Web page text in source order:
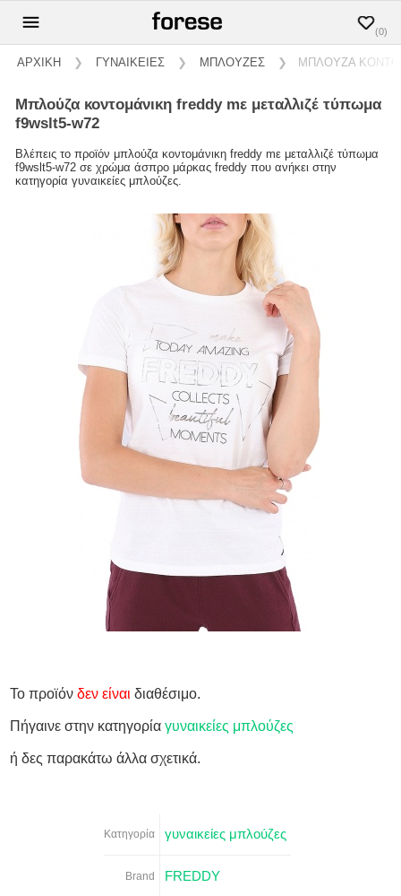
(0)
ΑΡΧΙΚΗ ❯ ΓΥΝΑΙΚΕΙΕΣ ❯ ΜΠΛΟΥΖΕΣ ❯ ΜΠΛΟΥΖΑ
μπλούζα κοντομάνικη freddy mε μεταλλιζέ τύπωμα
f9wslt5-w72
Βλέπεις το προϊόν μπλούζα κοντομάνικη freddy mε μεταλλιζέ τύπωμα
f9wslt5-w72 σε χρώμα άσπρο μάρκας freddy που ανήκει στην
κατηγορία γυναικείες μπλούζες.
Το προϊόν δεν είναι διαθέσιμο.
Πήγαινε στην κατηγορία γυναικείες μπλούζες
ή δες παρακάτω άλλα σχετικά.
Κατηγορία γυναικείες μπλούζες
Brand FREDDY